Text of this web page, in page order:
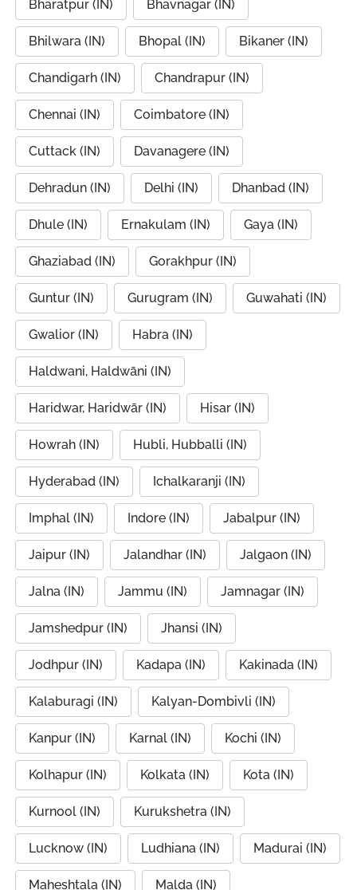
Bharatpur (IN) Bhavnagar (IN)
Bhilwara (IN) Bhopal (IN) Bikaner (IN)
Chandigarh (IN) Chandrapur (IN)
Chennai (IN) Coimbatore (IN)
Cuttack (IN) Davanagere (IN)
Dehradun (IN) Delhi (IN) Dhanbad (IN)
Dhule (IN) Ernakulam (IN) Gaya (IN)
Ghaziabad (IN) Gorakhpur (IN)
Guntur (IN) Gurugram (IN) Guwahati (IN)
Gwalior (IN) Habra (IN)
Haldwani, Haldwāni (IN)
Haridwar, Haridwār (IN) Hisar (IN)
Howrah (IN) Hubli, Hubballi (IN)
Hyderabad (IN) Ichalkaranji (IN)
Imphal (IN) Indore (IN) Jabalpur (IN)
Jaipur (IN) Jalandhar (IN) Jalgaon (IN)
Jalna (IN) Jammu (IN) Jamnagar (IN)
Jamshedpur (IN) Jhansi (IN)
Jodhpur (IN) Kadapa (IN) Kakinada (IN)
Kalaburagi (IN) Kalyan-Dombivli (IN)
Kanpur (IN) Karnal (IN) Kochi (IN)
Kolhapur (IN) Kolkata (IN) Kota (IN)
Kurnool (IN) Kurukshetra (IN)
Lucknow (IN) Ludhiana (IN) Madurai (IN)
Maheshtala (IN) Malda (IN)